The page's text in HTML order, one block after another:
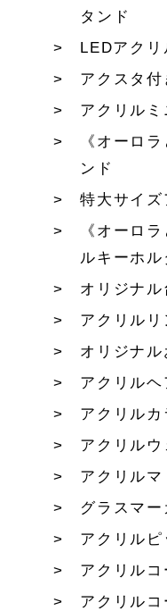
タンド
LEDアク
アクスタ
アクリルミ
《オーロ
ンド
特大サイ
《オーロ
ルキーホル
オリジナル
アクリル
オリジナル
アクリル
アクリル
アクリル
アクリルマ
グラスマー
アクリルピ
アクリルコ
アクリル